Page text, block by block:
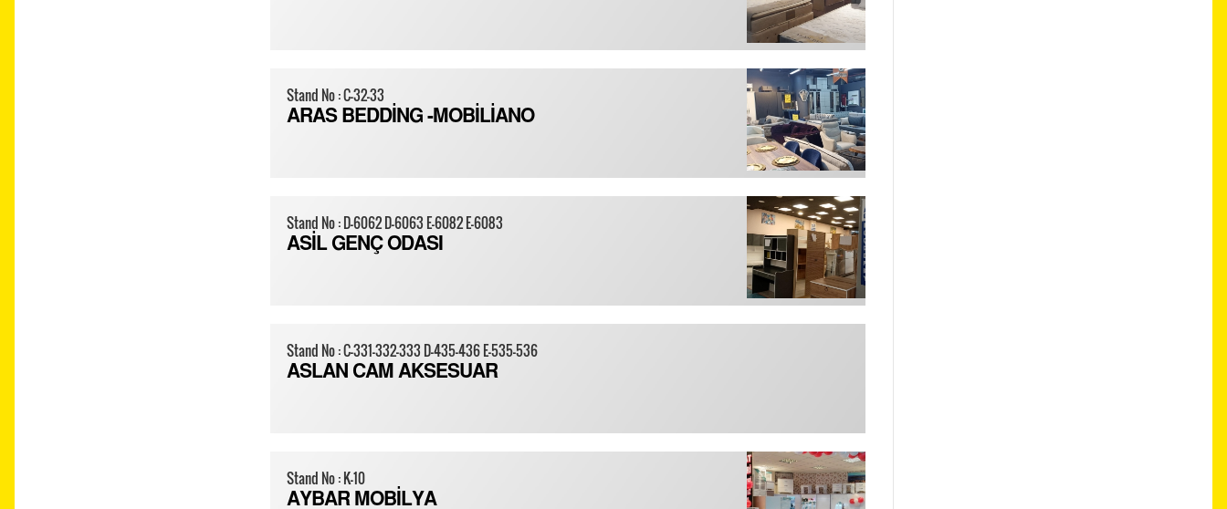
Stand No : C-32-33
ARAS BEDDİNG -MOBİLİANO
Stand No : D-6062 D-6063 E-6082 E-6083
ASİL GENÇ ODASI
Stand No : C-331-332-333 D-435-436 E-535-536
ASLAN CAM AKSESUAR
Stand No : K-10
AYBAR MOBİLYA